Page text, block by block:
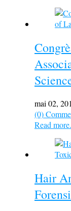
mai 02,
(0)
Read
Hair